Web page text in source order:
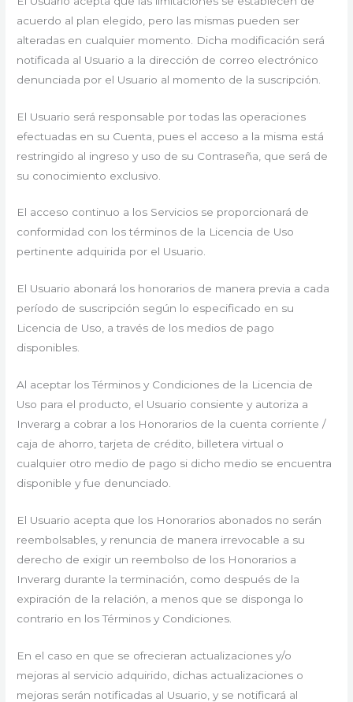
acuerdo al plan elegido, pero las mismas pueden ser
alteradas en cualquier momento. Dicha modificación será
notificada al Usuario a la dirección de correo electrónico
denunciada por el Usuario al momento de la suscripción.
El Usuario será responsable por todas las operaciones
efectuadas en su Cuenta, pues el acceso a la misma está
restringido al ingreso y uso de su Contraseña, que será de
su conocimiento exclusivo.
El acceso continuo a los Servicios se proporcionará de
conformidad con los términos de la Licencia de Uso
pertinente adquirida por el Usuario.
El Usuario abonará los honorarios de manera previa a cada
período de suscripción según lo especificado en su
Licencia de Uso, a través de los medios de pago
disponibles.
Al aceptar los Términos y Condiciones de la Licencia de
Uso para el producto, el Usuario consiente y autoriza a
Inverarg a cobrar a los Honorarios de la cuenta corriente /
caja de ahorro, tarjeta de crédito, billetera virtual o
cualquier otro medio de pago si dicho medio se encuentra
disponible y fue denunciado.
El Usuario acepta que los Honorarios abonados no serán
reembolsables, y renuncia de manera irrevocable a su
derecho de exigir un reembolso de los Honorarios a
Inverarg durante la terminación, como después de la
expiración de la relación, a menos que se disponga lo
contrario en los Términos y Condiciones.
En el caso en que se ofrecieran actualizaciones y/o
mejoras al servicio adquirido, dichas actualizaciones o
mejoras serán notificadas al Usuario, y se notificará al